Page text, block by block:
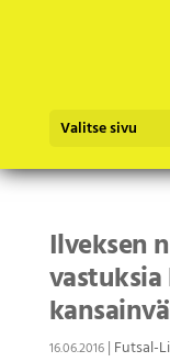
Valitse sivu
Ilveksen
16.06.2016| Futsal-